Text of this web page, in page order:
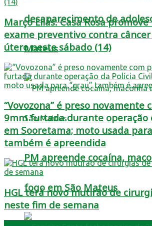
desaparecimento de
Mateus
PM apreende cocaína,
fogo em São Mateus
Março Lilás: Casa Rosa
exame preventivo contra
útero neste sábado (14)
“Vovozona” é preso novamente
9mm furtada durante operação
em Sooretama; moto usada para
também é apreendida
HGL terá novo mutirão de
neste fim de semana